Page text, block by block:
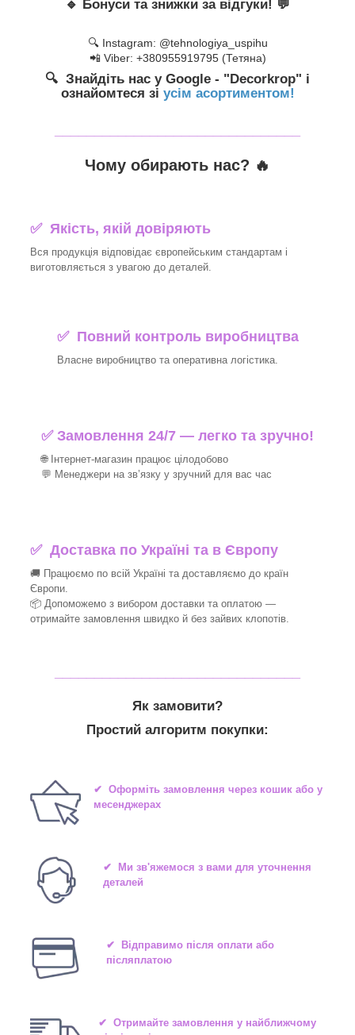
🔹 Бонуси та знижки за відгуки! 💬
🔍 Instagram: @tehnologiya_uspihu
📲 Viber: +380955919795 (Тетяна)
🔍 Знайдіть нас у Google - "Decorkrop" і
ознайомтеся зі усім асортиментом!
Чому обирають нас? 🔥
✅ Якість, якій довіряють
Вся продукція відповідає європейським стандартам і
виготовляється з увагою до деталей.
✅ Повний контроль виробництва
Власне виробництво та оперативна логістика.
✅ Замовлення 24/7 — легко та зручно!
🌐 Інтернет-магазин працює цілодобово
💬 Менеджери на зв’язку у зручний для вас час
✅Доставка по Україні та в Європу
🚚 Працюємо по всій Україні та доставляємо до країн
Європи.
📦 Допоможемо з вибором доставки та оплатою —
отримайте замовлення швидко й без зайвих клопотів.
Як замовити?
Простий алгоритм покупки:
✔ Оформіть замовлення через кошик або у
месенджерах
✔ Ми зв'яжемося з вами для уточнення
деталей
✔ Відправимо після оплати або
післяплатою
✔ Отримайте замовлення у найближчому